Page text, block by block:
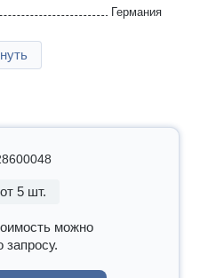
Германия
5 шт.
можно
запросу.